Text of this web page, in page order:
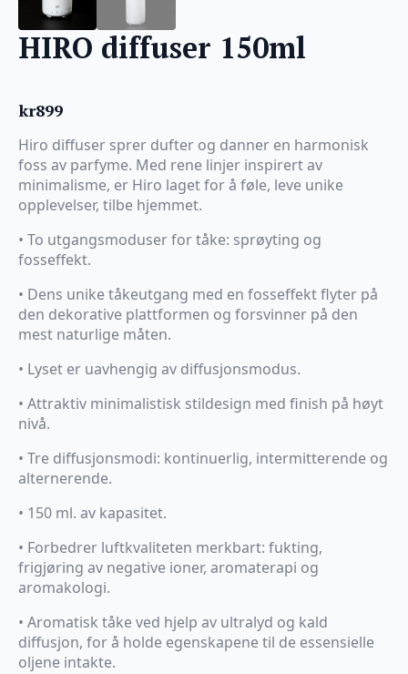
HIRO diffuser 150ml
kr899
Hiro diffuser sprer dufter og danner en harmonisk
foss av parfyme. Med rene linjer inspirert av
minimalisme, er Hiro laget for å føle, leve unike
opplevelser, tilbe hjemmet.
• To utgangsmoduser for tåke: sprøyting og
fosseffekt.
• Dens unike tåkeutgang med en fosseffekt flyter på
den dekorative plattformen og forsvinner på den
mest naturlige måten.
• Lyset er uavhengig av diffusjonsmodus.
• Attraktiv minimalistisk stildesign med finish på høyt
nivå.
• Tre diffusjonsmodi: kontinuerlig, intermitterende og
alternerende.
• 150 ml. av kapasitet.
• Forbedrer luftkvaliteten merkbart: fukting,
frigjøring av negative ioner, aromaterapi og
aromakologi.
• Aromatisk tåke ved hjelp av ultralyd og kald
diffusjon, for å holde egenskapene til de essensielle
oljene intakte.